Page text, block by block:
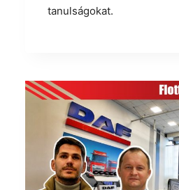
tanulságokat.